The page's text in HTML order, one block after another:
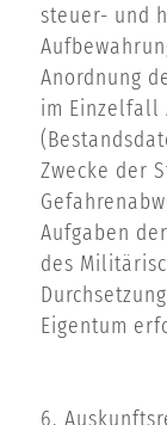
steuer- und
Anordnung
im Einzelfall
Zwecke der
Aufgaben
des
Eigentum
6.